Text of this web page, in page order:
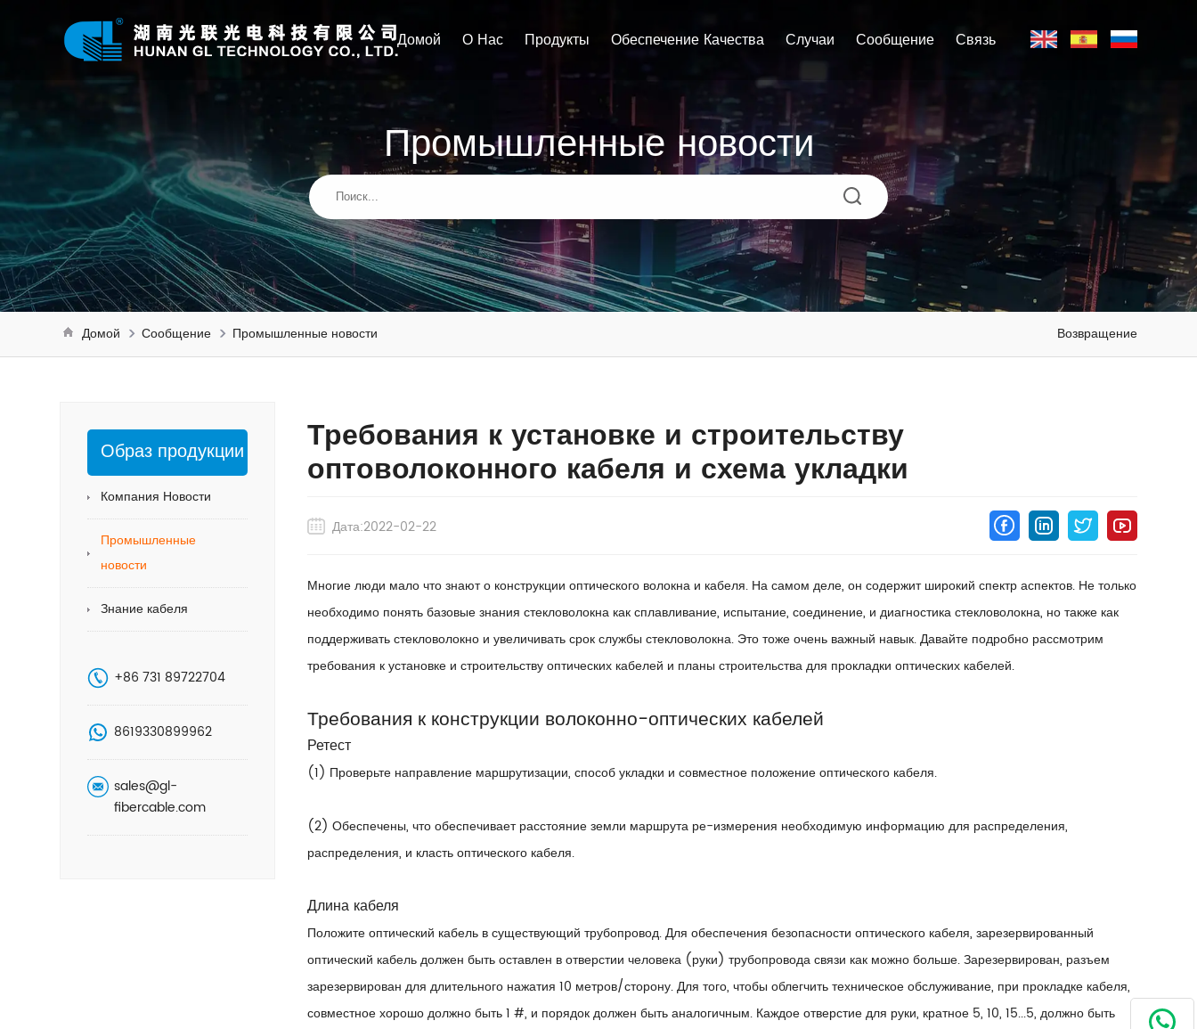
Домой О Нас Продукты Обеспечение Качества Случаи Сообщение Связь
Промышленные новости
Возвращение
Домой Сообщение Промышленные новости
Образ продукции
Компания Новости
Промышленные
новости
Знание кабеля
+86 731 89722704
8619330899962
sales@gl-
fibercable.com
Требования к установке и строительству
оптоволоконного кабеля и схема укладки
Дата:2022-02-22
Многие люди мало что знают о конструкции оптического волокна и кабеля. На самом деле, он содержит широкий спектр аспектов. Не только
необходимо понять базовые знания стекловолокна как сплавливание, испытание, соединение, и диагностика стекловолокна, но также как
поддерживать стекловолокно и увеличивать срок службы стекловолокна. Это тоже очень важный навык. Давайте подробно рассмотрим
требования к установке и строительству оптических кабелей и планы строительства для прокладки оптических кабелей.
Требования к конструкции волоконно-оптических кабелей
Ретест
(1) Проверьте направление маршрутизации, способ укладки и совместное положение оптического кабеля.
(2) Обеспечены, что обеспечивает расстояние земли маршрута ре-измерения необходимую информацию для распределения,
распределения, и класть оптического кабеля.
Длина кабеля
Положите оптический кабель в существующий трубопровод. Для обеспечения безопасности оптического кабеля, зарезервированный
оптический кабель должен быть оставлен в отверстии человека (руки) трубопровода связи как можно больше. Зарезервирован, разъем
зарезервирован для длительного нажатия 10 метров/сторону. Для того, чтобы облегчить техническое обслуживание, при прокладке кабеля,
совместное хорошо должно быть 1 #, и порядок должен быть аналогичным. Каждое отверстие для руки, кратное 5, 10, 15...5, должно быть